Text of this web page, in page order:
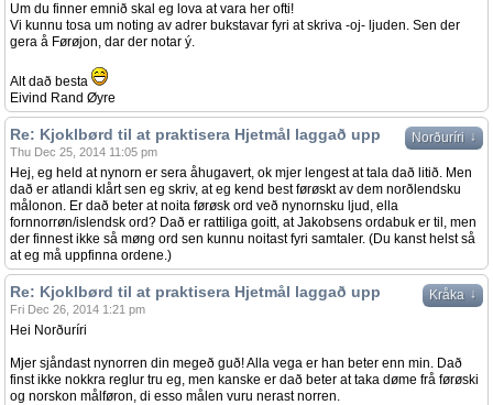
Um du finner emnið skal eg lova at vara her ofti!
Vi kunnu tosa um noting av adrer bukstavar fyri at skriva -oj- ljuden. Sen der
gera å Førøjon, dar der notar ý.
Alt dað besta
Eivind Rand Øyre
Norðuríri ↓
Re: Kjoklbørd til at praktisera Hjetmål laggað upp
Thu Dec 25, 2014 11:05 pm
Hej, eg held at nynorn er sera åhugavert, ok mjer lengest at tala dað litið. Men
dað er atlandi klårt sen eg skriv, at eg kend best førøskt av dem norðlendsku
målonon. Er dað beter at noita førøsk ord veð nynornsku ljud, ella
fornnorrøn/islendsk ord? Dað er rattiliga goitt, at Jakobsens ordabuk er til, men
der finnest ikke så møng ord sen kunnu noitast fyri samtaler. (Du kanst helst så
at eg må uppfinna ordene.)
Kråka ↓
Re: Kjoklbørd til at praktisera Hjetmål laggað upp
Fri Dec 26, 2014 1:21 pm
Hei Norðuríri
Mjer sjåndast nynorren din megeð guð! Alla vega er han beter enn min. Dað
finst ikke nokkra reglur tru eg, men kanske er dað beter at taka døme frå førøski
og norskon målføron, di esso målen vuru nerast norren.